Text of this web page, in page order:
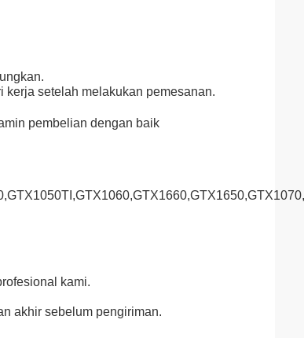
kerja setelah melakukan pemesanan.
pembelian dengan baik
kami.
akhir sebelum pengiriman.